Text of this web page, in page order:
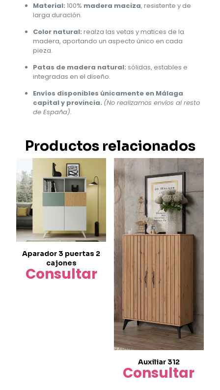
Material: 100% madera maciza, resistente y de
larga duración.
Color natural: realza las vetas y matices de la
madera, aportando un aspecto único en cada
pieza.
Patas de madera natural: sólidas, estables e
integradas en el diseño.
Envíos disponibles únicamente en Málaga
capital y provincia. (No realizamos envíos al resto
de España).
Productos relacionados
Aparador 3 puertas 2
cajones
Consultar
Auxiliar 312
Consultar